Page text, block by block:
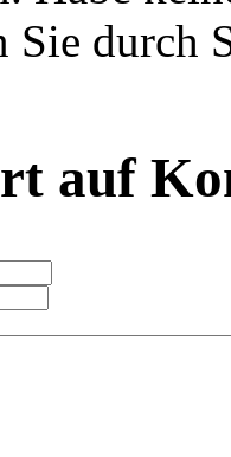
Sie durch
auf